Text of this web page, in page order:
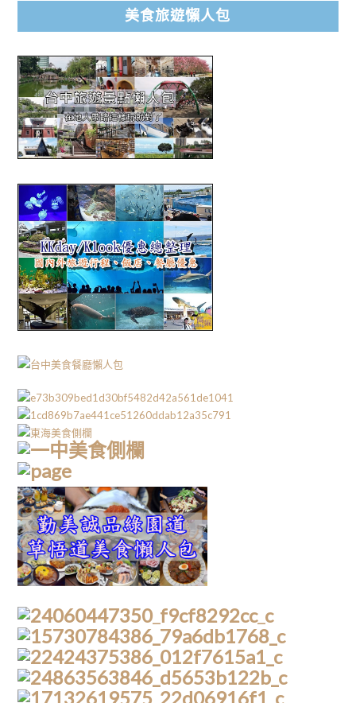
美食旅遊懶人包